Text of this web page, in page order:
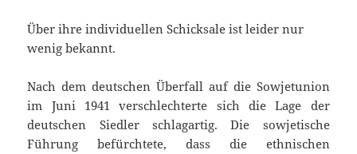
Über ihre individuellen Schicksale ist leider nur
wenig bekannt.
Nach dem deutschen Überfall auf die Sowjetunion
im Juni 1941 verschlechterte sich die Lage der
deutschen Siedler schlagartig. Die sowjetische
Führung befürchtete, dass die ethnischen